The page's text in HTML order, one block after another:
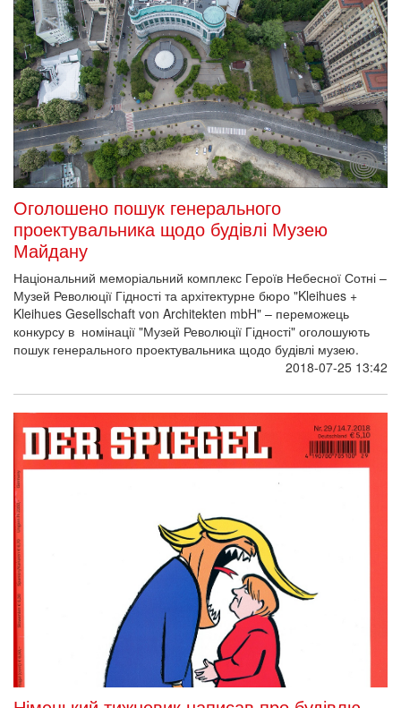
Оголошено пошук генерального
проектувальника щодо будівлі Музею
Майдану
Національний меморіальний комплекс Героїв Небесної Сотні –
Музей Революції Гідності та архітектурне бюро "Kleihues +
Kleihues Gesellschaft von Architekten mbH" – переможець
конкурсу в номінації "Музей Революції Гідності" оголошують
пошук генерального проектувальника щодо будівлі музею.
2018-07-25 13:42